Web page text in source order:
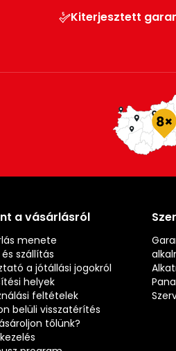
Kiterjesztett
a vásárlásról
menete
szállítás
a jótállási jogokról
helyek
feltételek
belüli visszatérítés
tőlünk?